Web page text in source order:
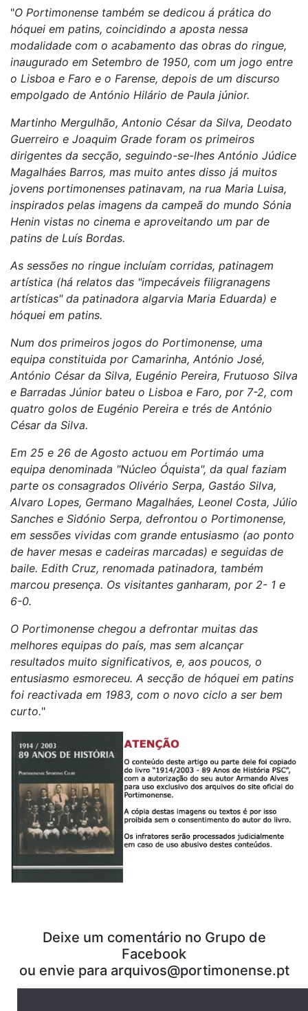
"O Portimonense também se dedicou á prática do
hóquei em patins, coincidindo a aposta nessa
modalidade com o acabamento das obras do ringue,
inaugurado em Setembro de 1950, com um jogo entre
o Lisboa e Faro e o Farense, depois de um discurso
empolgado de António Hilário de Paula júnior.
Martinho Mergulhão, Antonio César da Silva, Deodato
Guerreiro e Joaquim Grade foram os primeiros
dirigentes da secção, seguindo-se-lhes António Júdice
Magalháes Barros, mas muito antes disso já muitos
jovens portimonenses patinavam, na rua Maria Luisa,
inspirados pelas imagens da campeã do mundo Sónia
Henin vistas no cinema e aproveitando um par de
patins de Luís Bordas.
As sessões no ringue incluíam corridas, patinagem
artística (há relatos das "impecáveis filigranagens
artísticas" da patinadora algarvia Maria Eduarda) e
hóquei em patins.
Num dos primeiros jogos do Portimonense, uma
equipa constituida por Camarinha, António José,
António César da Silva, Eugénio Pereira, Frutuoso Silva
e Barradas Júnior bateu o Lisboa e Faro, por 7-2, com
quatro golos de Eugénio Pereira e trés de António
César da Silva.
Em 25 e 26 de Agosto actuou em Portimáo uma
equipa denominada "Núcleo Óquista", da qual faziam
parte os consagrados Olivério Serpa, Gastáo Silva,
Alvaro Lopes, Germano Magalháes, Leonel Costa, Júlio
Sanches e Sidónio Serpa, defrontou o Portimonense,
em sessões vividas com grande entusiasmo (ao ponto
de haver mesas e cadeiras marcadas) e seguidas de
baile. Edith Cruz, renomada patinadora, também
marcou presença. Os visitantes ganharam, por 2- 1 e
6-0.
O Portimonense chegou a defrontar muitas das
melhores equipas do país, mas sem alcançar
resultados muito significativos, e, aos poucos, o
entusiasmo esmoreceu. A secção de hóquei em patins
foi reactivada em 1983, com o novo ciclo a ser bem
curto."
Deixe um comentário no Grupo de
Facebook
ou envie para arquivos@portimonense.pt